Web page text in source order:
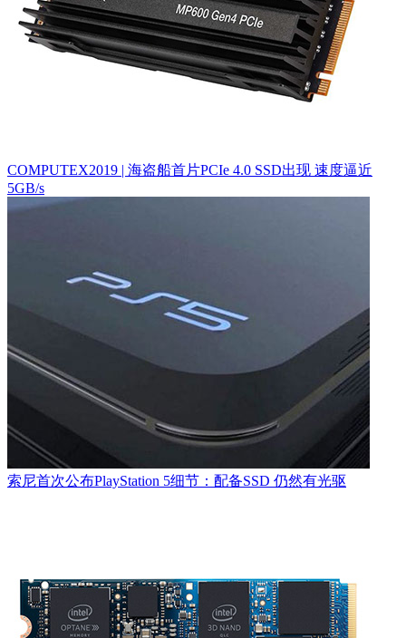
COMPUTEX2019 | 海盗船首片PCIe 4.0 SSD出现 速度逼近
5GB/s
索尼首次公布PlayStation 5细节：配备SSD 仍然有光驱